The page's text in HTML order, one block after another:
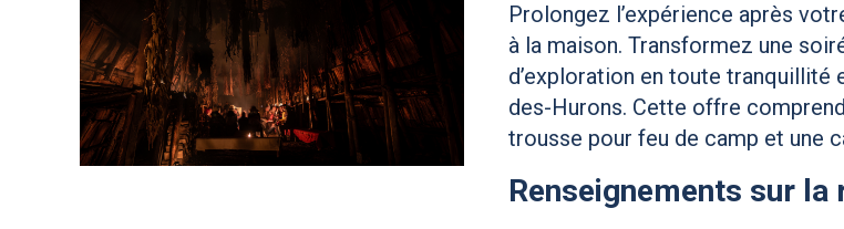
Prolongez l’expérience après
à la maison. Transformez une
d’exploration en toute tranquillité
des-Hurons. Cette offre
trousse pour feu de camp et une
Renseignements sur la